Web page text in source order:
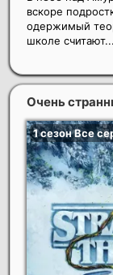
вскоре
одержимый
школе считают...
Очень